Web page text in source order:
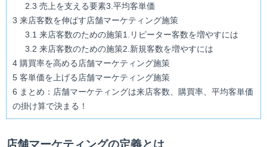
2.3 売上を支える要素3.平均客単価
3 来店客数を伸ばす店舗マーケティング施策
3.1 来店客数のための施策1.リピーター客数を増やすには
3.2 来店客数のための施策2.新規客数を増やすには
4 購買率を高める店舗マーケティング施策
5 客単価を上げる店舗マーケティング施策
6 まとめ：店舗マーケティングは来店客数、購買率、平均客単価
の掛け算で決まる！
店舗マーケティングの定義とは